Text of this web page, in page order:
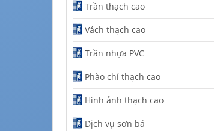
Trần thạch cao
Vách thạch cao
Trần nhựa PVC
Phào chỉ thạch cao
Hình ảnh thạch cao
Dịch vụ sơn bả